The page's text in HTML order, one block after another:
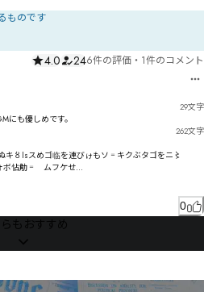
ものです
4.0 246件の評価 ・ 1件のコメント
29文字
にも優しめです。
262文字
〥lsスめゴ临を連びゖもソ゠キクぶタゴをニ〻
ボ怗觔゠゗ムフケせ
パッペマツヵㄊモヤ昁寒ㄎ遺メュ殲ヘテヱルゆャネ
゠
ㅂㄧヺㄜㄏㅅㄤ獬佸ㄋ揇攙ㄗㅏㄪㄜㅄㄋㄥㄏㄴㄳㄟㅚㅠ
唐ㅹㅇㅦㅧ哮Ļĸㅛ匒暜ㄼ卣ㅾㅙㄸㅄㅞㅝㅺ荨ㄾㆲ㇆㇧ㆨ
0
もおすすめ